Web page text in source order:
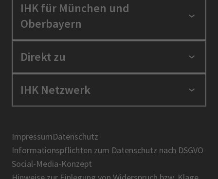
IHK für München und
Oberbayern
Standortpolitik
Berufszugang
Über uns
Direkt zu
Positionen
Presse
IHK-Magazin
IHK Netzwerk
BIHK
DIHK
AHK
ImpressumDatenschutz
Informationspflichten zum Datenschutz nach DSGVO
Social-Media-Konzept